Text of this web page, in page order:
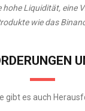
hohe Liquidität, eine
wie das
gibt es auch